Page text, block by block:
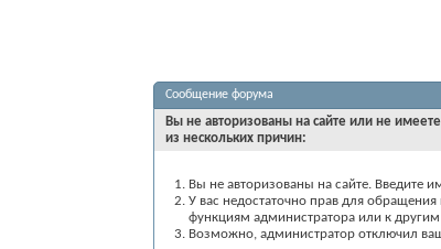
Сообщение форума
Вы не авторизованы на сайте или не
из нескольких причин:
Вы не авторизованы на сайте. Введите
У вас недостаточно прав для
функциям администратора или к
Возможно, администратор отключил